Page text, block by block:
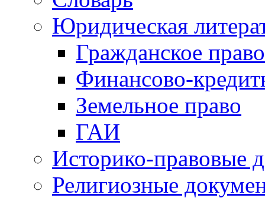
Юридическая
Гражданское право
Финансово-
Земельное право
ГАИ
Историко-правовые
Религиозные